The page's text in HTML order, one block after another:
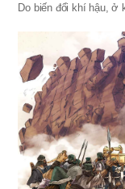
Do biến đổi khí hậu, ở